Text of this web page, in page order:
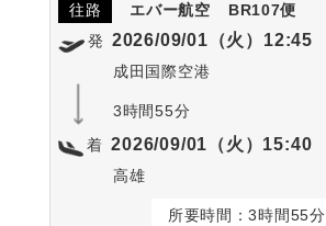
往路 エバー航空
BR107便
発 2026/09/01（火）12:45
成田国際空港
3時間55分
着 2026/09/01（火）15:40
高雄
所要時間：3時間55分